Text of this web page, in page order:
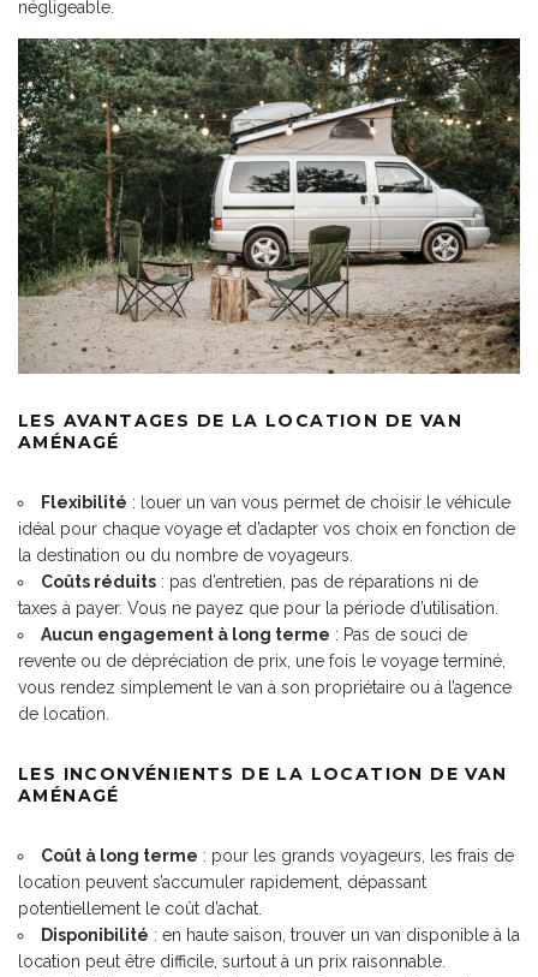
négligeable.
LES AVANTAGES DE LA LOCATION DE VAN
AMÉNAGÉ
Flexibilité : louer un van vous permet de choisir le véhicule
idéal pour chaque voyage et d’adapter vos choix en fonction de
la destination ou du nombre de voyageurs.
Coûts réduits : pas d’entretien, pas de réparations ni de
taxes à payer. Vous ne payez que pour la période d’utilisation.
Aucun engagement à long terme : Pas de souci de
revente ou de dépréciation de prix, une fois le voyage terminé,
vous rendez simplement le van à son propriétaire ou à l’agence
de location.
LES INCONVÉNIENTS DE LA LOCATION DE VAN
AMÉNAGÉ
Coût à long terme : pour les grands voyageurs, les frais de
location peuvent s’accumuler rapidement, dépassant
potentiellement le coût d’achat.
Disponibilité : en haute saison, trouver un van disponible à la
location peut être difficile, surtout à un prix raisonnable.